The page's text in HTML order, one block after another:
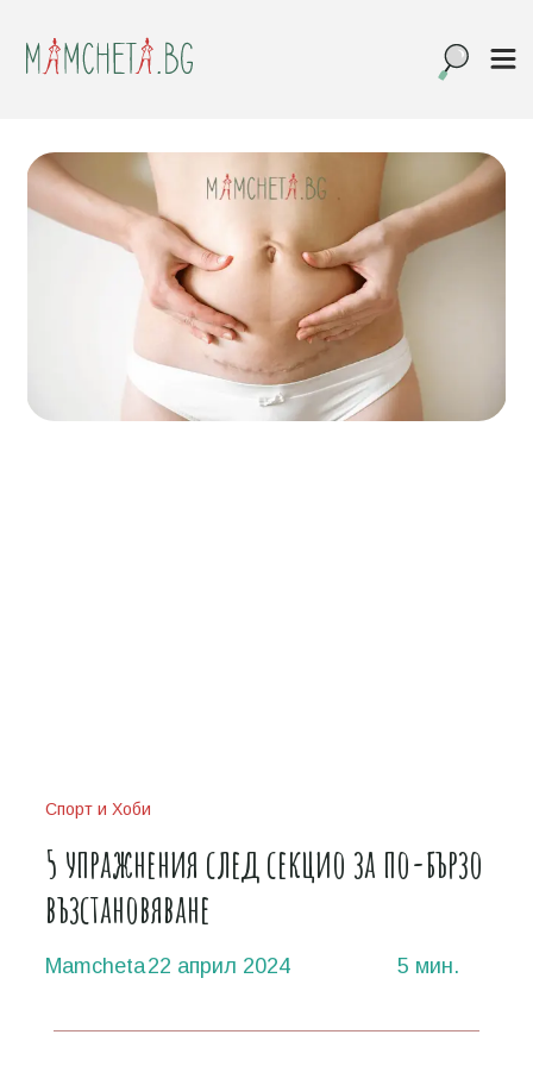
Спорт и Хоби
5 упражнения след секцио за по-бързо
възстановяване
Mamcheta22 април 2024 5 мин.